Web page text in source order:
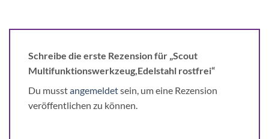
Schreibe die erste Rezension für „Scout
Multifunktionswerkzeug,Edelstahl rostfrei“
Du musstangemeldetsein, um eine Rezension
veröffentlichen zu können.